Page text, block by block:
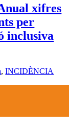
xifres
per
inclusiva
,INCIDÈNCIA